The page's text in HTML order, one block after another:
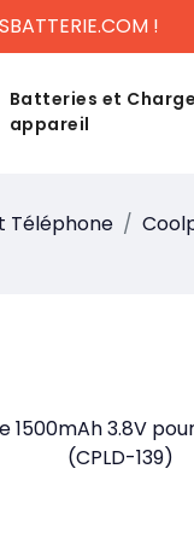
!
Batteries et
appareil
Téléphone